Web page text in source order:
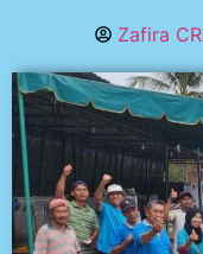
Zafira CR